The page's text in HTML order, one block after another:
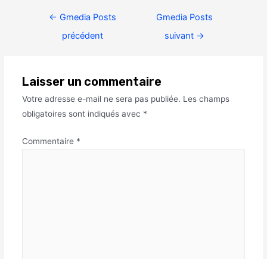
← Gmedia Posts
précédent
Gmedia Posts
suivant →
Laisser un commentaire
Votre adresse e-mail ne sera pas publiée. Les champs
obligatoires sont indiqués avec *
Commentaire *